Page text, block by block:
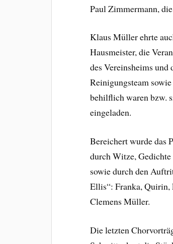
Paul Zimmermann,
Klaus Müller ehrte
Hausmeister, die
des Vereinsheims
Reinigungsteam
behilflich waren bzw.
eingeladen.
Bereichert wurde das
durch Witze,
sowie durch den
Ellis“: Franka, Quirin,
Clemens Müller.
Die letzten